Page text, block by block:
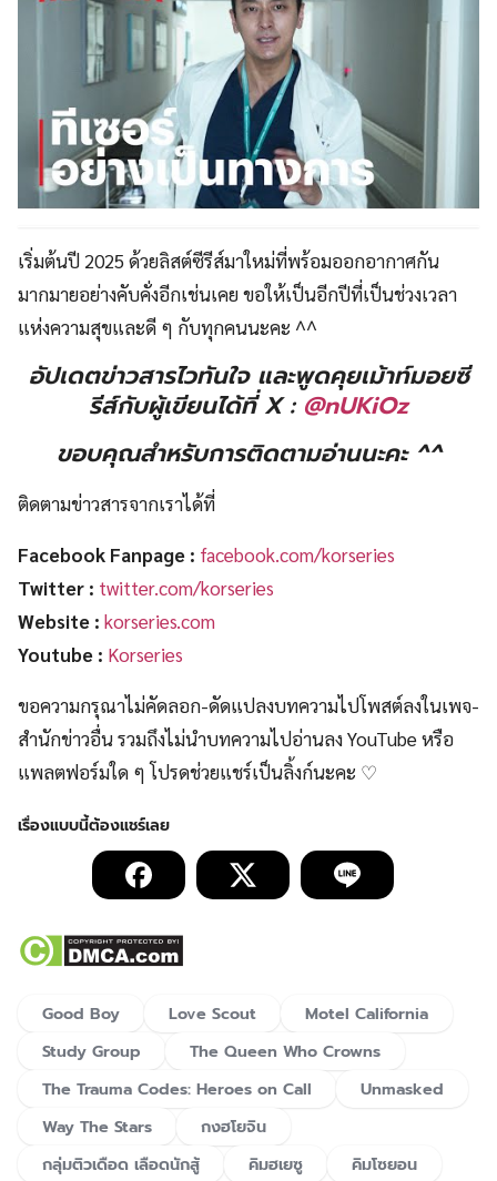
เริ่มต้นปี 2025 ด้วยลิสต์ซีรีส์มาใหม่ที่พร้อมออกอากาศกัน
มากมายอย่างคับคั่งอีกเช่นเคย ขอให้เป็นอีกปีที่เป็นช่วงเวลา
แห่งความสุขและดี ๆ กับทุกคนนะคะ ^^
อัปเดตข่าวสารไวทันใจ และพูดคุยเม้าท์มอยซี
รีส์กับผู้เขียนได้ที่ X : @nUKiOz
ขอบคุณสำหรับการติดตามอ่านนะคะ ^^
ติดตามข่าวสารจากเราได้ที่
Facebook Fanpage : facebook.com/korseries
Twitter : twitter.com/korseries
Website : korseries.com
Youtube : Korseries
ขอความกรุณาไม่คัดลอก-ดัดแปลงบทความไปโพสต์ลงในเพจ-
สำนักข่าวอื่น รวมถึงไม่นำบทความไปอ่านลง YouTube หรือ
แพลตฟอร์มใด ๆ โปรดช่วยแชร์เป็นลิ้งก์นะคะ ♡
Good Boy Love Scout
Motel California
Study Group
The Queen Who Crowns
The Trauma Codes: Heroes on Call
Unmasked
Way The Stars
กงฮโยจิน
กลุ่มติวเดือด เลือดนักสู้
คิมฮเยซู
คิมโซยอน